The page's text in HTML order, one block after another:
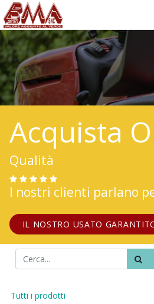
Acquista
Qualità
I nostri clienti parlano
IL NOSTRO USATO
Tutti i prodotti